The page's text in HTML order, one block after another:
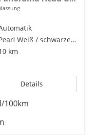
Pearl Weiß / schwarzes Dach
km
Details
100km